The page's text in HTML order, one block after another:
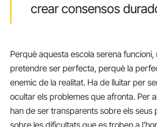
crear consensos
Perquè aquesta escola serena funcioni,
pretendre ser perfecta, perquè la
enemic de la realitat. Ha de lluitar per
ocultar els problemes que afronta. Per
han de ser transparents sobre els seus